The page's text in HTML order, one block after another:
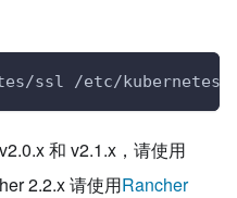
ssl /etc/kubernetes/
和 v2.1.x，请使用
2.2.x 请使用Rancher